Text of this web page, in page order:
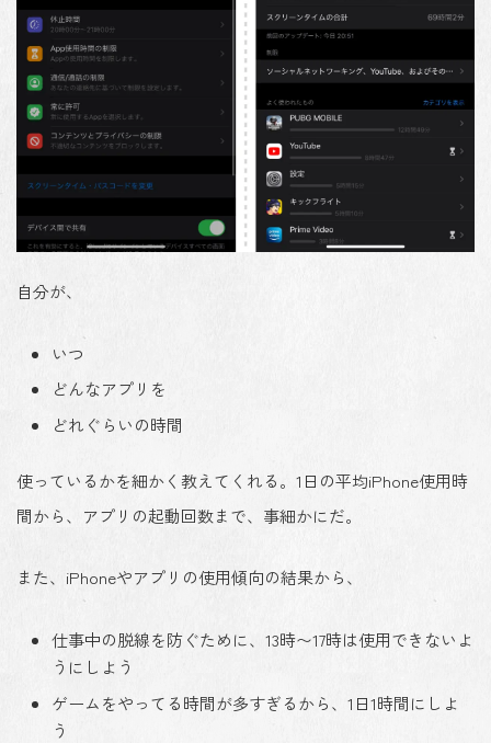
自分が、
いつ
どんなアプリを
どれぐらいの時間
使っているかを細かく教えてくれる。1日の平均iPhone使用時
間から、アプリの起動回数まで、事細かにだ。
また、iPhoneやアプリの使用傾向の結果から、
仕事中の脱線を防ぐために、13時〜17時は使用できないよ
うにしよう
ゲームをやってる時間が多すぎるから、1日1時間にしよ
う